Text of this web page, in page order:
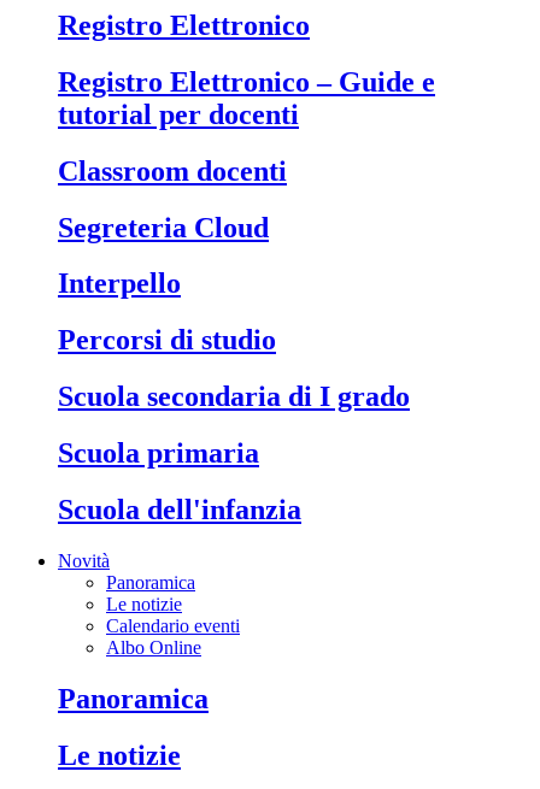
Registro Elettronico
Registro Elettronico – Guide e
tutorial per docenti
Classroom docenti
Segreteria Cloud
Interpello
Percorsi di studio
Scuola secondaria di I grado
Scuola primaria
Scuola dell'infanzia
Novità
Panoramica
Le notizie
Calendario eventi
Albo Online
Panoramica
Le notizie